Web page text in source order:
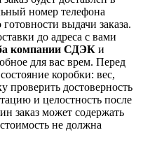
номер телефона
выдачи заказа.
до адреса с вами
компании СДЭК и
для вас врем. Перед
коробки: вес,
проверить достоверность
и целостность после
заказ может содержать
не должна